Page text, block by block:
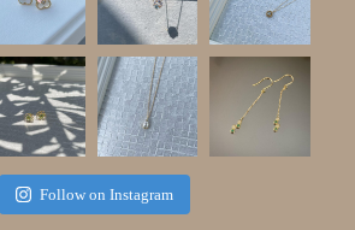
Follow on Instagram